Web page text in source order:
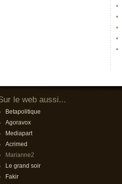
le web aussi...
Betapolitique
Agoravox
Mediapart
Acrimed
Marianne2
Le grand soir
Fakir